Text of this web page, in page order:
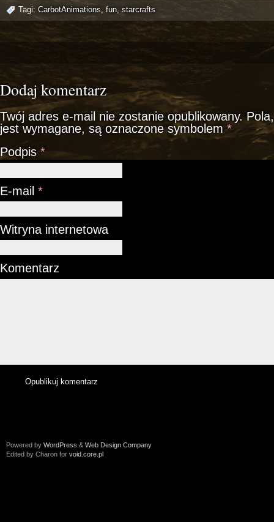
Tagi: CarbotAnimations fun starcrafts
Dodaj komentarz
Twój adres e-mail nie zostanie opublikowany.
jest wymagane, są oznaczone symbolem *
Podpis *
E-mail *
Witryna internetowa
Komentarz
Powered by WordPress & Web Design Company
Edited by Charon for void.core.pl